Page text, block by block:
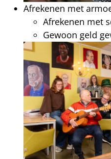
Afrekenen met
Afrekenen met
Gewoon geld